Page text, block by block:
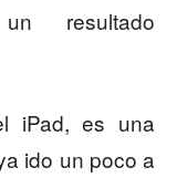
resultado
iPad, es una
ido un poco a